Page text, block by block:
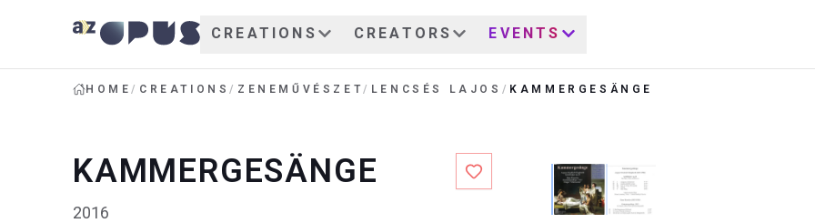
CREATIONS CREATORS EVENTS
HOME/ CREATIONS/ ZENEMŰVÉSZET/ LENCSÉS LAJOS / KAMMERGESÄNGE
KAMMERGESÄNGE
2016